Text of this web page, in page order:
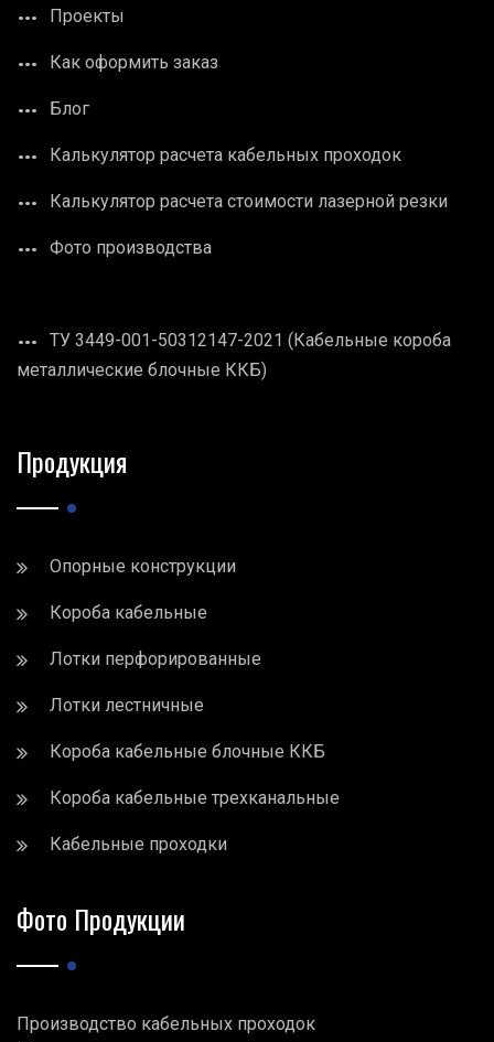
Проекты
Как оформить заказ
Блог
Калькулятор расчета кабельных проходок
Калькулятор расчета стоимости лазерной резки
Фото производства
ТУ 3449-001-50312147-2021 (Кабельные короба
металлические блочные ККБ)
Продукция
Опорные конструкции
Короба кабельные
Лотки перфорированные
Лотки лестничные
Короба кабельные блочные ККБ
Короба кабельные трехканальные
Кабельные проходки
Фото Продукции
Производство кабельных проходок